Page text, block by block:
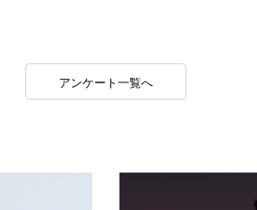
アンケート一覧へ